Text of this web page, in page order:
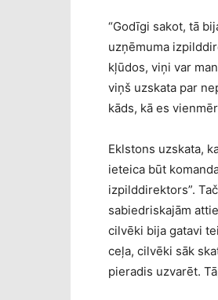
“Godīgi sakot, tā
uzņēmuma
kļūdos, viņi var
viņš uzskata par
kāds, kā es
Eklstons uzskata,
ieteica būt
izpilddirektors”.
sabiedriskajām
cilvēki bija gatavi
ceļa, cilvēki sāk
pieradis uzvarēt.